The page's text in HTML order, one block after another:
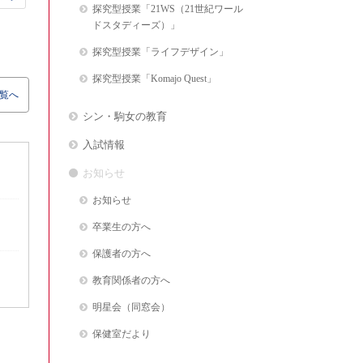
へ
探究型授業「21WS（21世紀ワール
ドスタディーズ）」
探究型授業「ライフデザイン」
探究型授業「Komajo Quest」
シン・駒女の教育
入試情報
お知らせ
お知らせ
卒業生の方へ
保護者の方へ
教育関係者の方へ
明星会（同窓会）
保健室だより